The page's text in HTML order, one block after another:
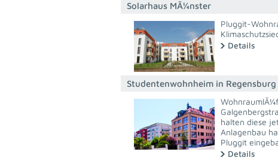
Solarhaus MÃ¼nster
Pluggit-
Details
Studentenwohnheim in Regensburg
halten diese
Anlagenbau
Pluggit
Details